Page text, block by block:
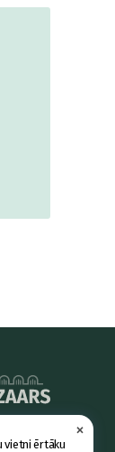
×
vietni ērtāku